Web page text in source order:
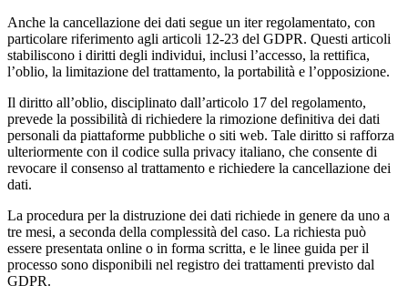
Anche la cancellazione dei dati segue un iter regolamentato, con
particolare riferimento agli articoli 12-23 del GDPR. Questi articoli
stabiliscono i diritti degli individui, inclusi l’accesso, la rettifica,
l’oblio, la limitazione del trattamento, la portabilità e l’opposizione.
Il diritto all’oblio, disciplinato dall’articolo 17 del regolamento,
prevede la possibilità di richiedere la rimozione definitiva dei dati
personali da piattaforme pubbliche o siti web. Tale diritto si rafforza
ulteriormente con il codice sulla privacy italiano, che consente di
revocare il consenso al trattamento e richiedere la cancellazione dei
dati.
La procedura per la distruzione dei dati richiede in genere da uno a
tre mesi, a seconda della complessità del caso. La richiesta può
essere presentata online o in forma scritta, e le linee guida per il
processo sono disponibili nel registro dei trattamenti previsto dal
GDPR.